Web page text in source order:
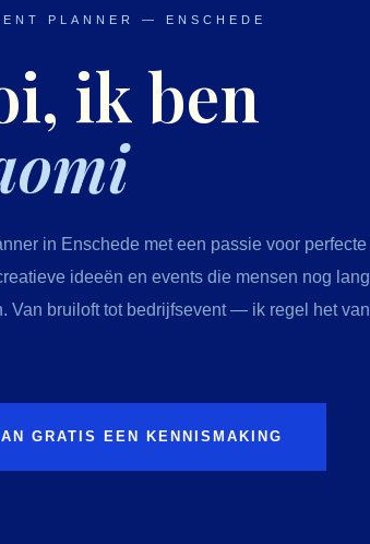
PLANNER — ENSCHEDE
ik ben
in Enschede met een passie voor perfecte
ideeën en events die mensen nog lang
Van bruiloft tot bedrijfsevent — ik regel het van
GRATIS EEN KENNISMAKING